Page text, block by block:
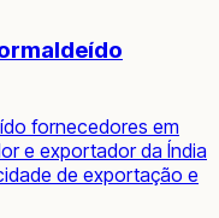
fornecedores em
e exportador da Índia
de exportação e